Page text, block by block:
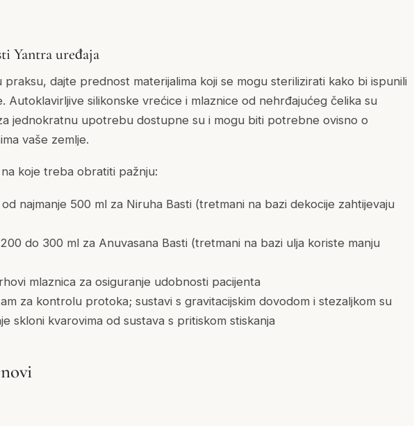
Yantra uređaja
praksu, dajte prednost materijalima koji se mogu sterilizirati kako bi ispunili
Autoklavirljive silikonske vrećice i mlaznice od nehrđajućeg čelika su
jednokratnu upotrebu dostupne su i mogu biti potrebne ovisno o
vaše zemlje.
koje treba obratiti pažnju:
najmanje 500 ml za Niruha Basti (tretmani na bazi dekocije zahtijevaju
do 300 ml za Anuvasana Basti (tretmani na bazi ulja koriste manju
mlaznica za osiguranje udobnosti pacijenta
za kontrolu protoka; sustavi s gravitacijskim dovodom i stezaljkom su
skloni kvarovima od sustava s pritiskom stiskanja